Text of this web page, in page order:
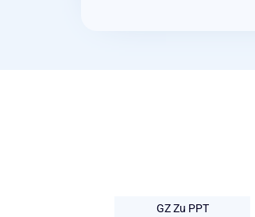
GZ Zu PPT